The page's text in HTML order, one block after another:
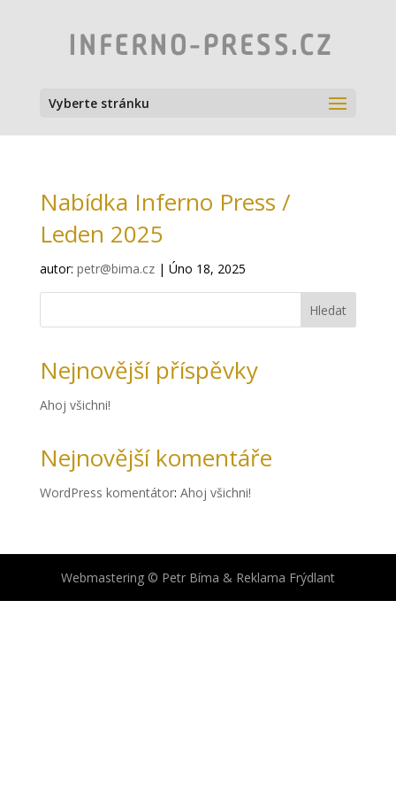
Vyberte stránku
Nabídka Inferno Press /
Leden 2025
autor: petr@bima.cz| Úno 18, 2025
Hledat
Nejnovější příspěvky
Ahoj všichni!
Nejnovější komentáře
WordPress komentátor: Ahoj všichni!
Webmastering © Petr Bíma & Reklama Frýdlant